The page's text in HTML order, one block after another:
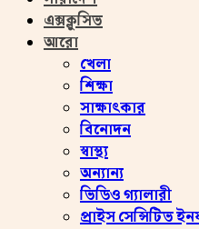
এক্সক্লুসিভ
আরো
খেলা
শিক্ষা
সাক্ষাৎকার
বিনোদন
স্বাস্থ্য
অন্যান্য
ভিডিও গ্যালারী
প্রাইস সেন্সিটিভ